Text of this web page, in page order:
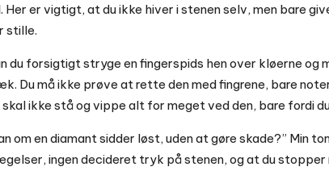
Her er vigtigt, at du ikke hiver i stenen selv, men bare
stille.
du forsigtigt stryge en fingerspids hen over kløerne og
Du må ikke prøve at rette den med fingrene, bare
ikke stå og vippe alt for meget ved den, bare fordi
om en diamant sidder løst, uden at gøre skade?” Min
ingen decideret tryk på stenen, og at du stopper